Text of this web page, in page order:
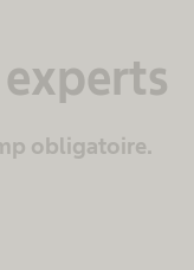
obligatoire.